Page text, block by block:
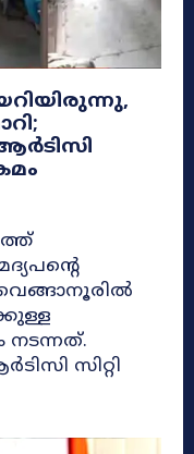
നടന്നത്.
സിറ്റി